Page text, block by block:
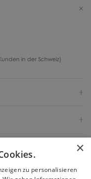
in der Schweiz)
×
zu personalisieren